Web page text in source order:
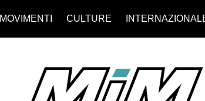
MOVIMENTI CULTURE